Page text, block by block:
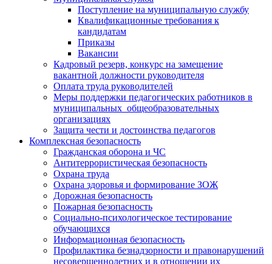
Поступление на муниципальную службу
Квалификационные требования к
кандидатам
Приказы
Вакансии
Кадровый резерв, конкурс на замещение
вакантной должности руководителя
Оплата труда руководителей
Меры поддержки педагогических работников в
муниципальных общеобразовательных
организациях
Защита чести и достоинства педагогов
Комплексная безопасность
Гражданская оборона и ЧС
Антитеррористическая безопасность
Охрана труда
Охрана здоровья и формирование ЗОЖ
Дорожная безопасность
Пожарная безопасность
Социально-психологическое тестирование
обучающихся
Информационная безопасность
Профилактика безнадзорности и правонарушений
несовершеннолетних и в отношении их